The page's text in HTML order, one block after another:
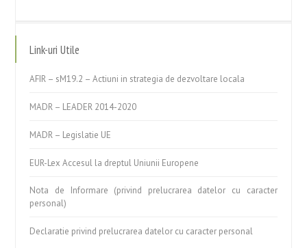
Link-uri Utile
AFIR – sM19.2 – Actiuni in strategia de dezvoltare locala
MADR – LEADER 2014-2020
MADR – Legislatie UE
EUR-Lex Accesul la dreptul Uniunii Europene
Nota de Informare (privind prelucrarea datelor cu caracter
personal)
Declaratie privind prelucrarea datelor cu caracter personal